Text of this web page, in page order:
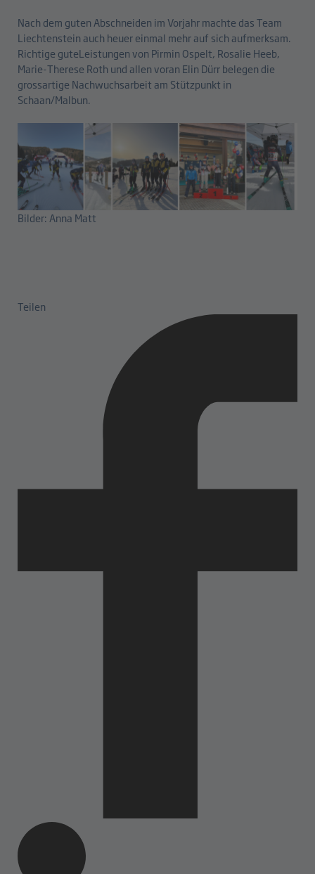
Nach dem guten Abschneiden im Vorjahr machte das Team
Liechtenstein auch heuer einmal mehr auf sich aufmerksam.
Richtige guteLeistungen von Pirmin Ospelt, Rosalie Heeb,
Marie-Therese Roth und allen voran Elin Dürr belegen die
grossartige Nachwuchsarbeit am Stützpunkt in
Schaan/Malbun.
Bilder: Anna Matt
Teilen